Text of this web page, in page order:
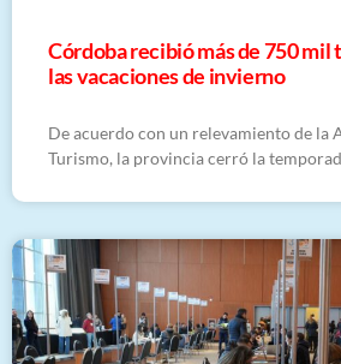
Córdoba recibió más de 750 mil
las vacaciones de invierno
De acuerdo con un relevamiento de la
Turismo, la provincia cerró la